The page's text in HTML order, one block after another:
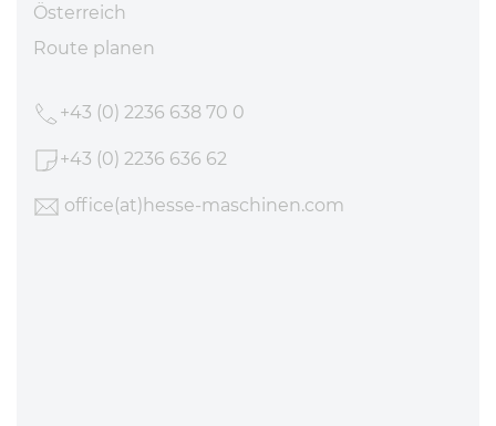
Österreich
Route planen
+43 (0) 2236 638 70 0
+43 (0) 2236 636 62
office(at)hesse-maschinen.com